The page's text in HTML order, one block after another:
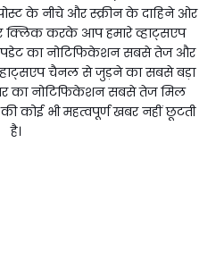
के नीचे और स्क्रीन के दाहिने ओर
क्लिक करके आप हमारे व्हाट्सएप
का नोटिफिकेशन सबसे तेज और
चैनल से जुड़ने का सबसे बड़ा
का नोटिफिकेशन सबसे तेज मिल
भी महत्वपूर्ण खबर नहीं छूटती
है।